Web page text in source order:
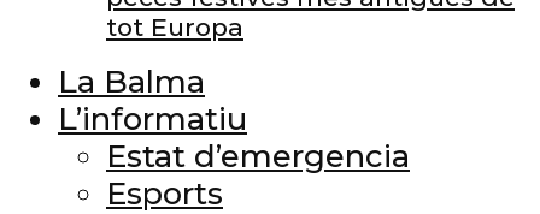
tot Europa
La Balma
L’informatiu
Estat d’emergencia
Esports